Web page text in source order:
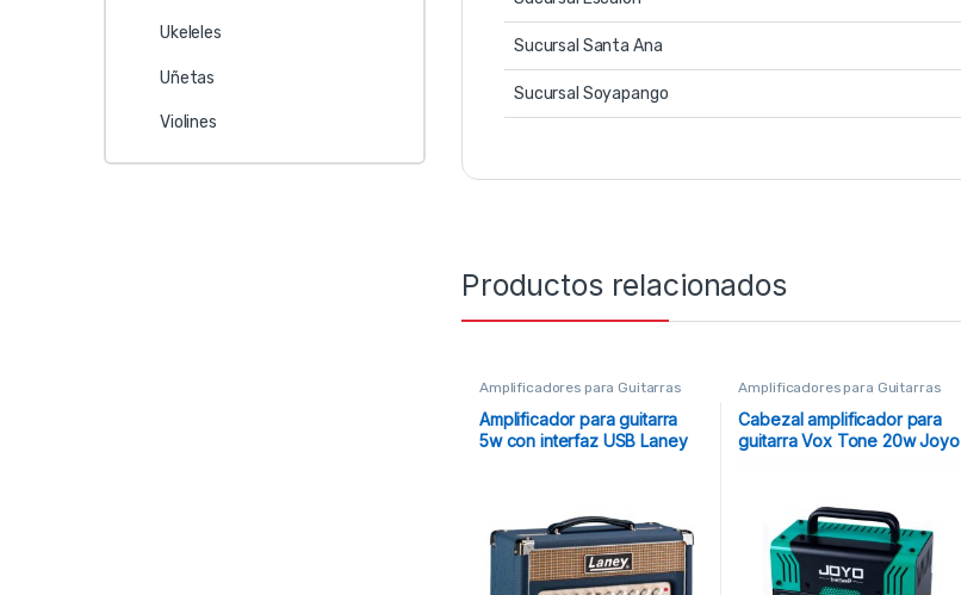
Sucursal Santa Ana
Sucursal Soyapango
Productos relacionados
Amplificadores para Guitarras
Amplificador para guitarra
5w con interfaz USB Laney
Amplificadores para Guitarras
Cabezal amplificador para
guitarra Vox Tone 20w Joyo
Ukeleles
Uñetas
Violines